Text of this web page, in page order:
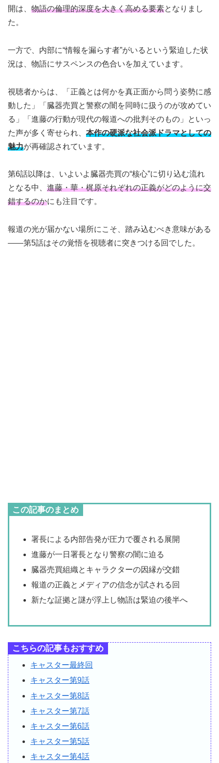
開は、 物語の倫理的深度を大きく高める要素となりまし
た。
一方で、内部に“情報を漏らす者”がいるという緊迫した状
況は、物語にサスペンスの色合いを加えています。
視聴者からは、「正義とは何かを真正面から問う姿勢に感
動した」「臓器売買と警察の闇を同時に扱うのが攻めてい
る」「進藤の行動が現代の報道への批判そのもの」といっ
た声が多く寄せられ、 本作の硬派な社会派ドラマとしての
魅力が再確認されています。
第6話以降は、いよいよ臓器売買の“核心”に切り込む流れ
となる中、 進藤・華・梶原それぞれの正義がどのように交
錯するのかにも注目です。
報道の光が届かない場所にこそ、踏み込むべき意味がある
――第5話はその覚悟を視聴者に突きつける回でした。
この記事のまとめ
署長による内部告発が圧力で覆される展開
進藤が一日署長となり警察の闇に迫る
臓器売買組織とキャラクターの因縁が交錯
報道の正義とメディアの信念が試される回
新たな証拠と謎が浮上し物語は緊迫の後半へ
こちらの記事もおすすめ
キャスター最終回
キャスター第9話
キャスター第8話
キャスター第7話
キャスター第6話
キャスター第5話
キャスター第4話